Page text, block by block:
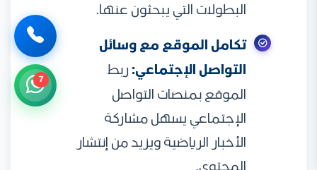
البطولات التي يبحثون عنها.
تكامل الموقع مع وسائل
التواصل الإجتماعي:ربط
الموقع بمنصات التواصل
الإجتماعي يسهل مشاركة
الأخبار الرياضية ويزيد من إنتشار
7